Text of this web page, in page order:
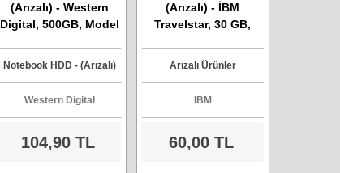
(Arızalı) - Western
Digital, 500GB, Model
Notebook HDD - (Arızalı)
Western Digital
104,90 TL
(Arızalı) - İBM
Travelstar, 30 GB,
IC25N030ATCS04-0,
Arızalı Ürünler
IBM
60,00 TL